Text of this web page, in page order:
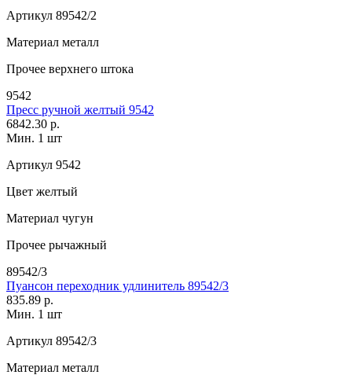
Артикул 89542/2
Материал металл
Прочее верхнего штока
9542
Пресс ручной желтый 9542
6842.30 р.
Мин. 1 шт
Артикул 9542
Цвет желтый
Материал чугун
Прочее рычажный
89542/3
Пуансон переходник удлинитель 89542/3
835.89 р.
Мин. 1 шт
Артикул 89542/3
Материал металл